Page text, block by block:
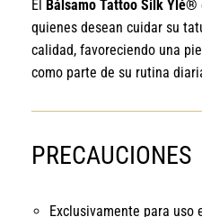
El Bálsamo Tattoo Silk Ylé®
quienes desean cuidar su
calidad, favoreciendo una
como parte de su rutina
PRECAUCIONES
Exclusivamente para uso